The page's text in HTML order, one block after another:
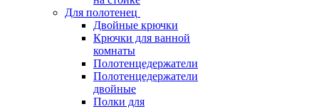
Для полотенец
Двойные крючки
Крючки для ванной
комнаты
Полотенцедержатели
Полотенцедержатели
двойные
Полки для